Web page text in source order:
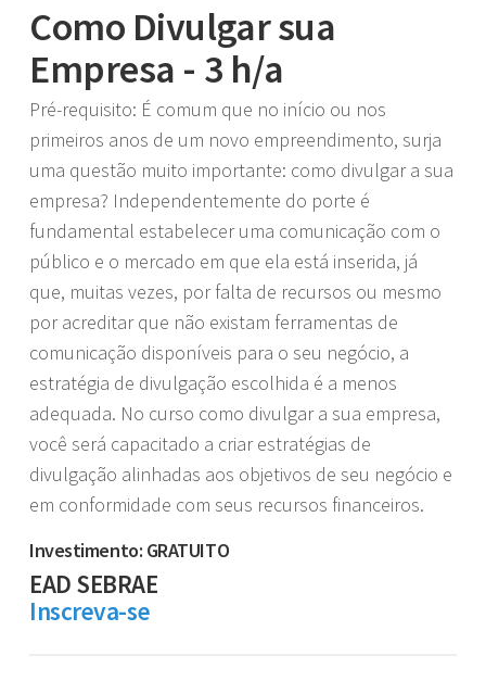
Como Divulgar sua
Empresa - 3 h/a
Pré-requisito: É comum que no início ou nos
primeiros anos de um novo empreendimento, surja
uma questão muito importante: como divulgar a sua
empresa? Independentemente do porte é
fundamental estabelecer uma comunicação com o
público e o mercado em que ela está inserida, já
que, muitas vezes, por falta de recursos ou mesmo
por acreditar que não existam ferramentas de
comunicação disponíveis para o seu negócio, a
estratégia de divulgação escolhida é a menos
adequada. No curso como divulgar a sua empresa,
você será capacitado a criar estratégias de
divulgação alinhadas aos objetivos de seu negócio e
em conformidade com seus recursos financeiros.
Investimento: GRATUITO
EAD SEBRAE
Inscreva-se